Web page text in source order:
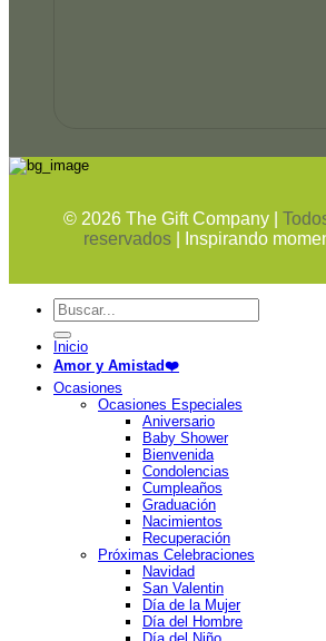
© 2026The Gift Company |
reservados
| Inspirando
Buscar
por:
Inicio
Amor y Amistad❤️
Ocasiones
Ocasiones Especiales
Aniversario
Baby Shower
Bienvenida
Condolencias
Cumpleaños
Graduación
Nacimientos
Recuperación
Próximas Celebraciones
Navidad
San Valentin
Día de la Mujer
Día del Hombre